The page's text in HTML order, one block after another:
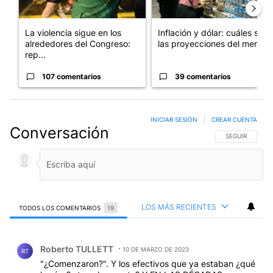
La violencia sigue en los
alrededores del Congreso:
rep...
107 comentarios
Inflación y dólar: cuáles son
las proyecciones del merc...
39 comentarios
Conversación SIGA ESTA
SEGUIR
INICIAR SESIÓN CREAR CUENTA
TODOS LOS COMENTARIOS 19 LOS MÁS RECIENTES
RT Roberto TULLETT 10 DE MARZO DE 2023
"¿Comenzaron?". Y los efectivos que ya estaban ¿qué